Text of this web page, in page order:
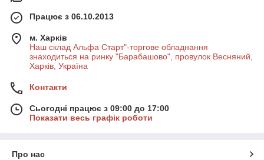
Працює з 06.10.2013
м. Харків
Наш склад Альфа Старт"-торгове обладнання
знаходиться на ринку "Барабашово", провулок Весняний,
Харків, Україна
Контакти
Сьогодні працює з 09:00 до 17:00
Показати весь графік роботи
Про нас